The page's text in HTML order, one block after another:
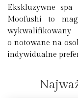
Ekskluzywne spa
Moofushi to
o notowane na
indywidualne